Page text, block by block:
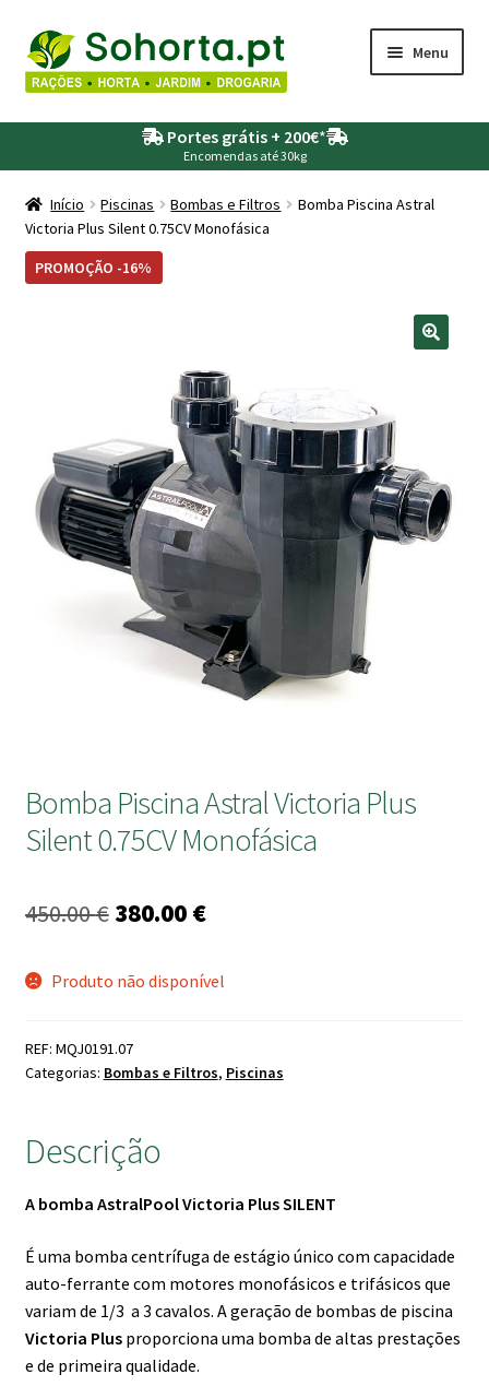
Ir
para
a
navegação
Saltar
para
o
conteúdo
Menu
Agricultura
Drogaria
Rega
Portes grátis + 200€*
Encomendas até 30kg
Início Piscinas Bombas e Filtros
Bomba Piscina Astral
Victoria Plus Silent 0.75CV Monofásica
PROMOÇÃO -16%
Bomba Piscina Astral Victoria Plus
Silent 0.75CV Monofásica
450.00€ O
original
450.00 €.
380.00 €O
atual
380.00 €.
Produto não disponível
REF: MQJ0191.07
Categorias: Bombas e Filtros, Piscinas
Descrição
A bomba AstralPool Victoria Plus SILENT
É uma bomba centrífuga de estágio único com capacidade
auto-ferrante com motores monofásicos e trifásicos que
variam de 1/3 a 3 cavalos. A geração de bombas de piscina
Victoria Plus proporciona uma bomba de altas prestações
e de primeira qualidade.